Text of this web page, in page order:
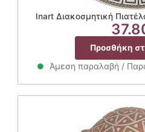
Inart Διακοσμητική
Προσθήκη
Άμεση παραλαβή /